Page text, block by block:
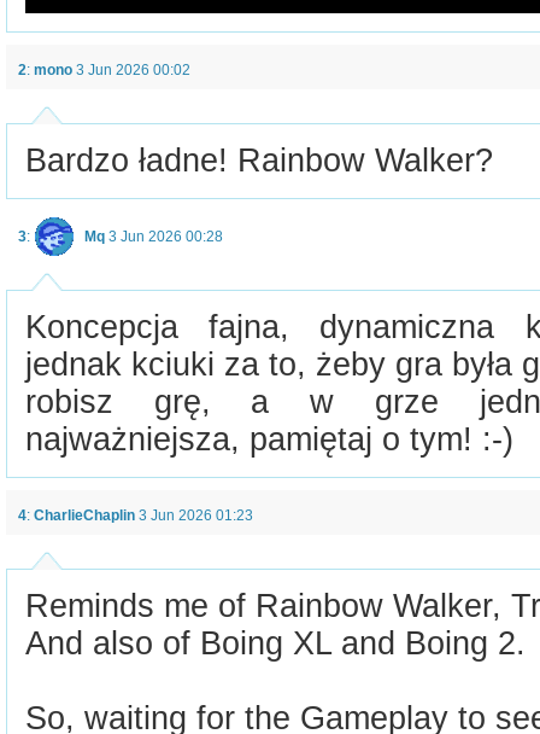
2: mono 3 Jun 2026 00:02
Bardzo ładne! Rainbow Walker?
3: Mq 3 Jun 2026 00:28
Koncepcja fajna, dynamiczna
jednak kciuki za to, żeby gra była
robisz grę, a w grze
najważniejsza, pamiętaj o tym! :-)
4: CharlieChaplin 3 Jun 2026 01:23
Reminds me of Rainbow Walker,
And also of Boing XL and Boing 2.
So, waiting for the Gameplay to